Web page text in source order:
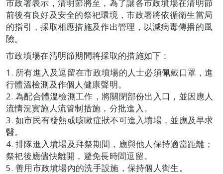
市政署表示，清明節將至，為了讓各市政墳場在清明節
前後有良好及安全的祭祀環境，市政署將依循衛生當局
的指引，採取相應措施及作出管理，以減病毒傳播的風
險。
市政墳場在清明節期間將採取的措施如下：
1. 所有進入及逗留在市政墳場的人士必須佩戴口罩，進
行體溫檢測及作個人健康聲明。
2. 為配合體溫檢測工作，將關閉部份出入口，並因應人
流情況實施人流管制措施，分批進入。
3. 如市民有發熱或咳嗽症狀不可進入墳場，並應及早求
醫。
4. 排隊進入墳場及拜祭期間，應與他人保持適當距離；
祭祀後應儘快離開，避免長時間逗留。
5. 善用市政墳場內的洗手設施，保持個人衛生。